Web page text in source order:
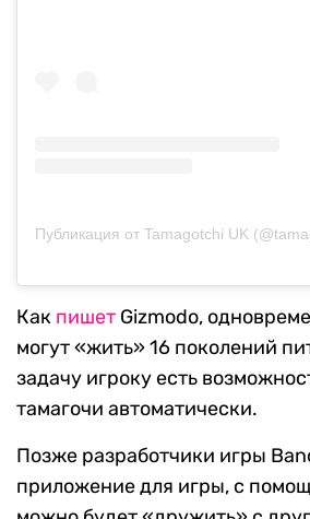
Публикация от Tamagotchi UK
Как пишет Gizmodo,
могут «жить» 16 поколений
задачу игроку есть
тамагочи автоматически.
Позже разработчики игры
приложение для игры, с